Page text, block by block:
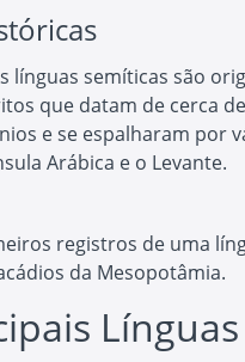
línguas semíticas são
que datam de cerca
e se espalharam por
Arábica e o Levante.
registros de uma
da Mesopotâmia.